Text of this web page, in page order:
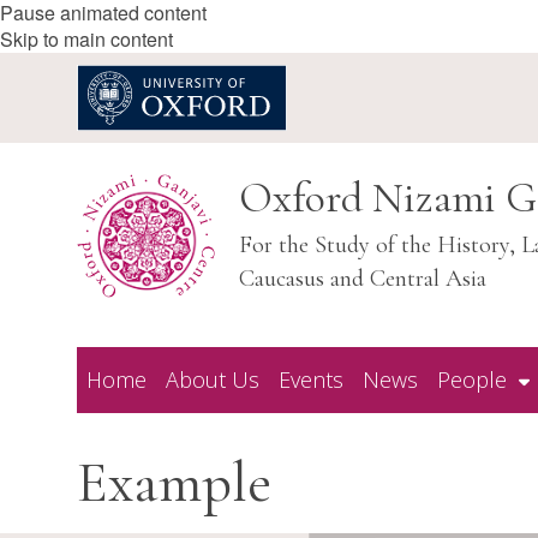
Pause animated content
Skip to main content
Oxford Nizami
For the Study of the History,
Caucasus and Central Asia
Home About Us Events News People
Example